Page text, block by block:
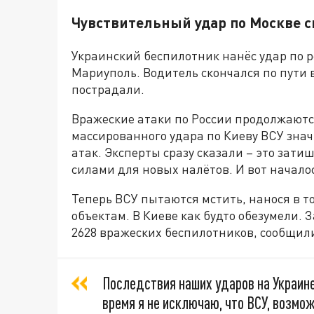
Чувствительный удар по Москве
Украинский беспилотник нанёс удар по
Мариуполь. Водитель скончался по
пострадали.
Вражеские атаки по России
массированного удара по Киеву ВСУ
атак. Эксперты сразу сказали – это
силами для новых налётов. И вот
Теперь ВСУ пытаются мстить, нанося в
объектам. В Киеве как будто
2628 вражеских беспилотников,
Последствия наших ударов на
время я не исключаю, что ВСУ,